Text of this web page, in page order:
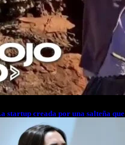
startup creada por una salteña que
resolver el estrés financiero en